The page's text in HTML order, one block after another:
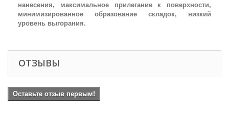
нанесения, максимальное прилегание к поверхности,
минимизированное образование складок, низкий
уровень выгорания.
ОТЗЫВЫ
Оставьте отзыв первым!